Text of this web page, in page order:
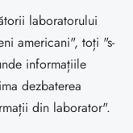
laboratorului
americani", toți "s-
informațiile
dezbaterea
din laborator".